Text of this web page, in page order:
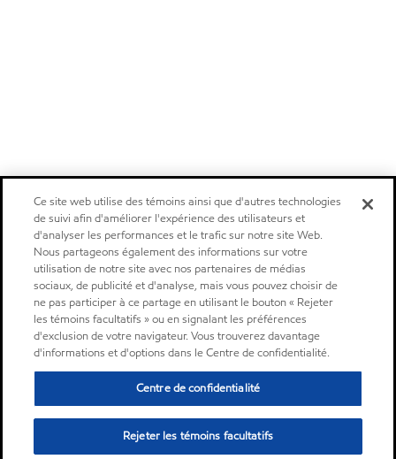
Ce site web utilise des témoins ainsi que d'autres technologies
de suivi afin d'améliorer l'expérience des utilisateurs et
d'analyser les performances et le trafic sur notre site Web.
Nous partageons également des informations sur votre
utilisation de notre site avec nos partenaires de médias
sociaux, de publicité et d'analyse, mais vous pouvez choisir de
ne pas participer à ce partage en utilisant le bouton « Rejeter
les témoins facultatifs » ou en signalant les préférences
d'exclusion de votre navigateur. Vous trouverez davantage
d'informations et d'options dans le Centre de confidentialité.
Centre de confidentialité
Rejeter les témoins facultatifs